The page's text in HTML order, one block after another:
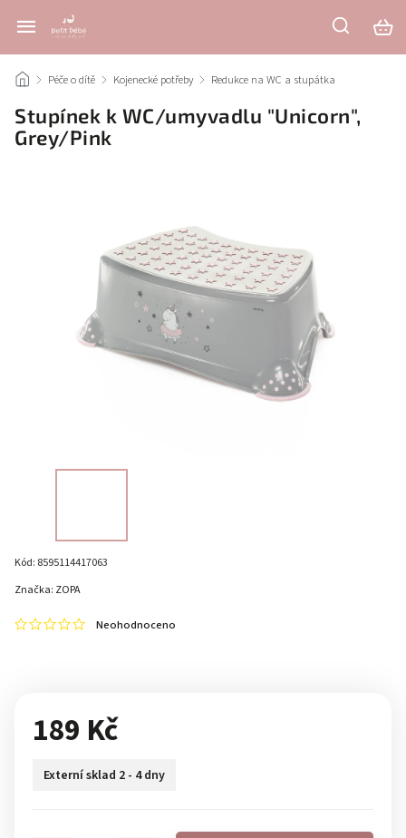
/ Péče o dítě / Kojenecké potřeby / Redukce na WC a stupátka
Stupínek k WC/umyvadlu "Unicorn",
Grey/Pink
Kód: 8595114417063
Neohodnoceno
Značka: ZOPA
189 Kč
Externí sklad 2 - 4 dny